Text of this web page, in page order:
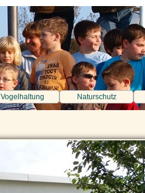
Vogelhaltung Naturschutz